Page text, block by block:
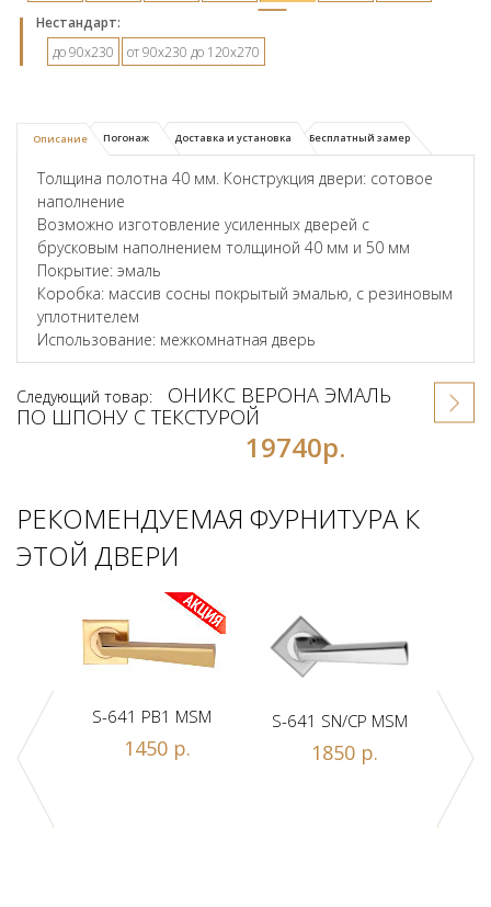
Hестандарт:
до 90х230
от 90х230 до 120х270
Описание Погонаж Доставка и установка Бесплатный замер
Толщина полотна 40 мм. Конструкция двери: сотовое
наполнение
Возможно изготовление усиленных дверей с
брусковым наполнением толщиной 40 мм и 50 мм
Покрытие: эмаль
Коробка: массив сосны покрытый эмалью, с резиновым
уплотнителем
Использование: межкомнатная дверь
Следующий товар:
ОНИКС ВЕРОНА ЭМАЛЬ
ПО ШПОНУ С ТЕКСТУРОЙ
19740р.
РЕКОМЕНДУЕМАЯ ФУРНИТУРА К
ЭТОЙ ДВЕРИ
A
S-641 PB1 MSM
1450 р.
S-641 SN/CP MSM
1850 р.